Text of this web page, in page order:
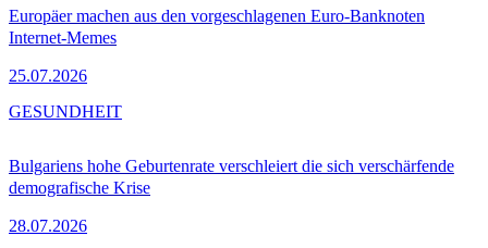
Europäer machen aus den vorgeschlagenen Euro-Banknoten
Internet-Memes
25.07.2026
Bulgariens hohe Geburtenrate verschleiert die sich verschärfende
demografische Krise
28.07.2026
GESUNDHEIT